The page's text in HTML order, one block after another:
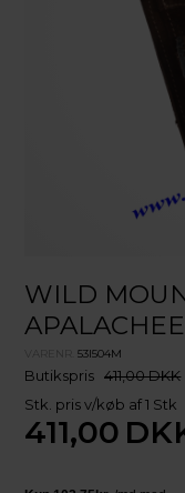
WILD
VARENR.53I504M
Butikspris 411,00 DKK
Stk. pris v/køb af 1 Stk
411,00